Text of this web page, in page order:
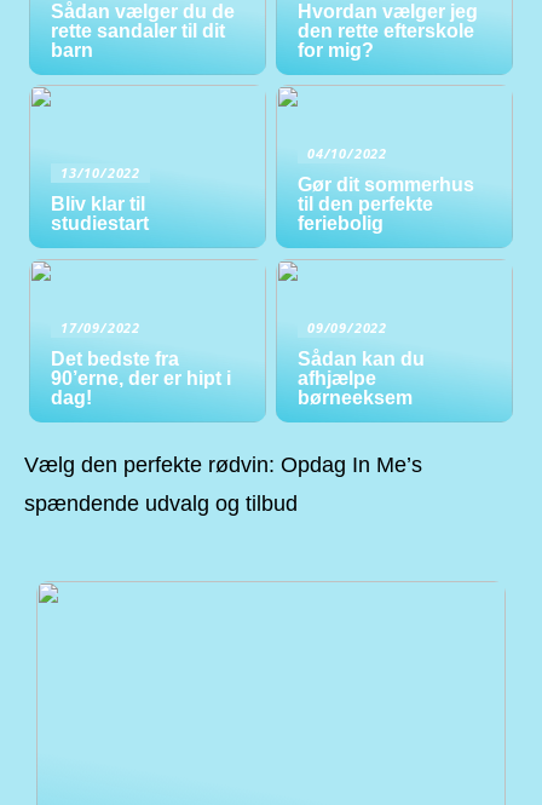
Sådan vælger du de
rette sandaler til dit
barn
Hvordan vælger jeg
den rette efterskole
for mig?
13/10/2022
Bliv klar til
studiestart
04/10/2022
Gør dit sommerhus
til den perfekte
feriebolig
17/09/2022
Det bedste fra
90’erne, der er hipt i
dag!
09/09/2022
Sådan kan du
afhjælpe
børneeksem
Vælg den perfekte rødvin: Opdag In Me’s
spændende udvalg og tilbud